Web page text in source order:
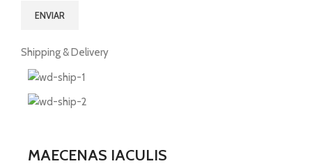
Shipping & Delivery
MAECENAS IACULIS